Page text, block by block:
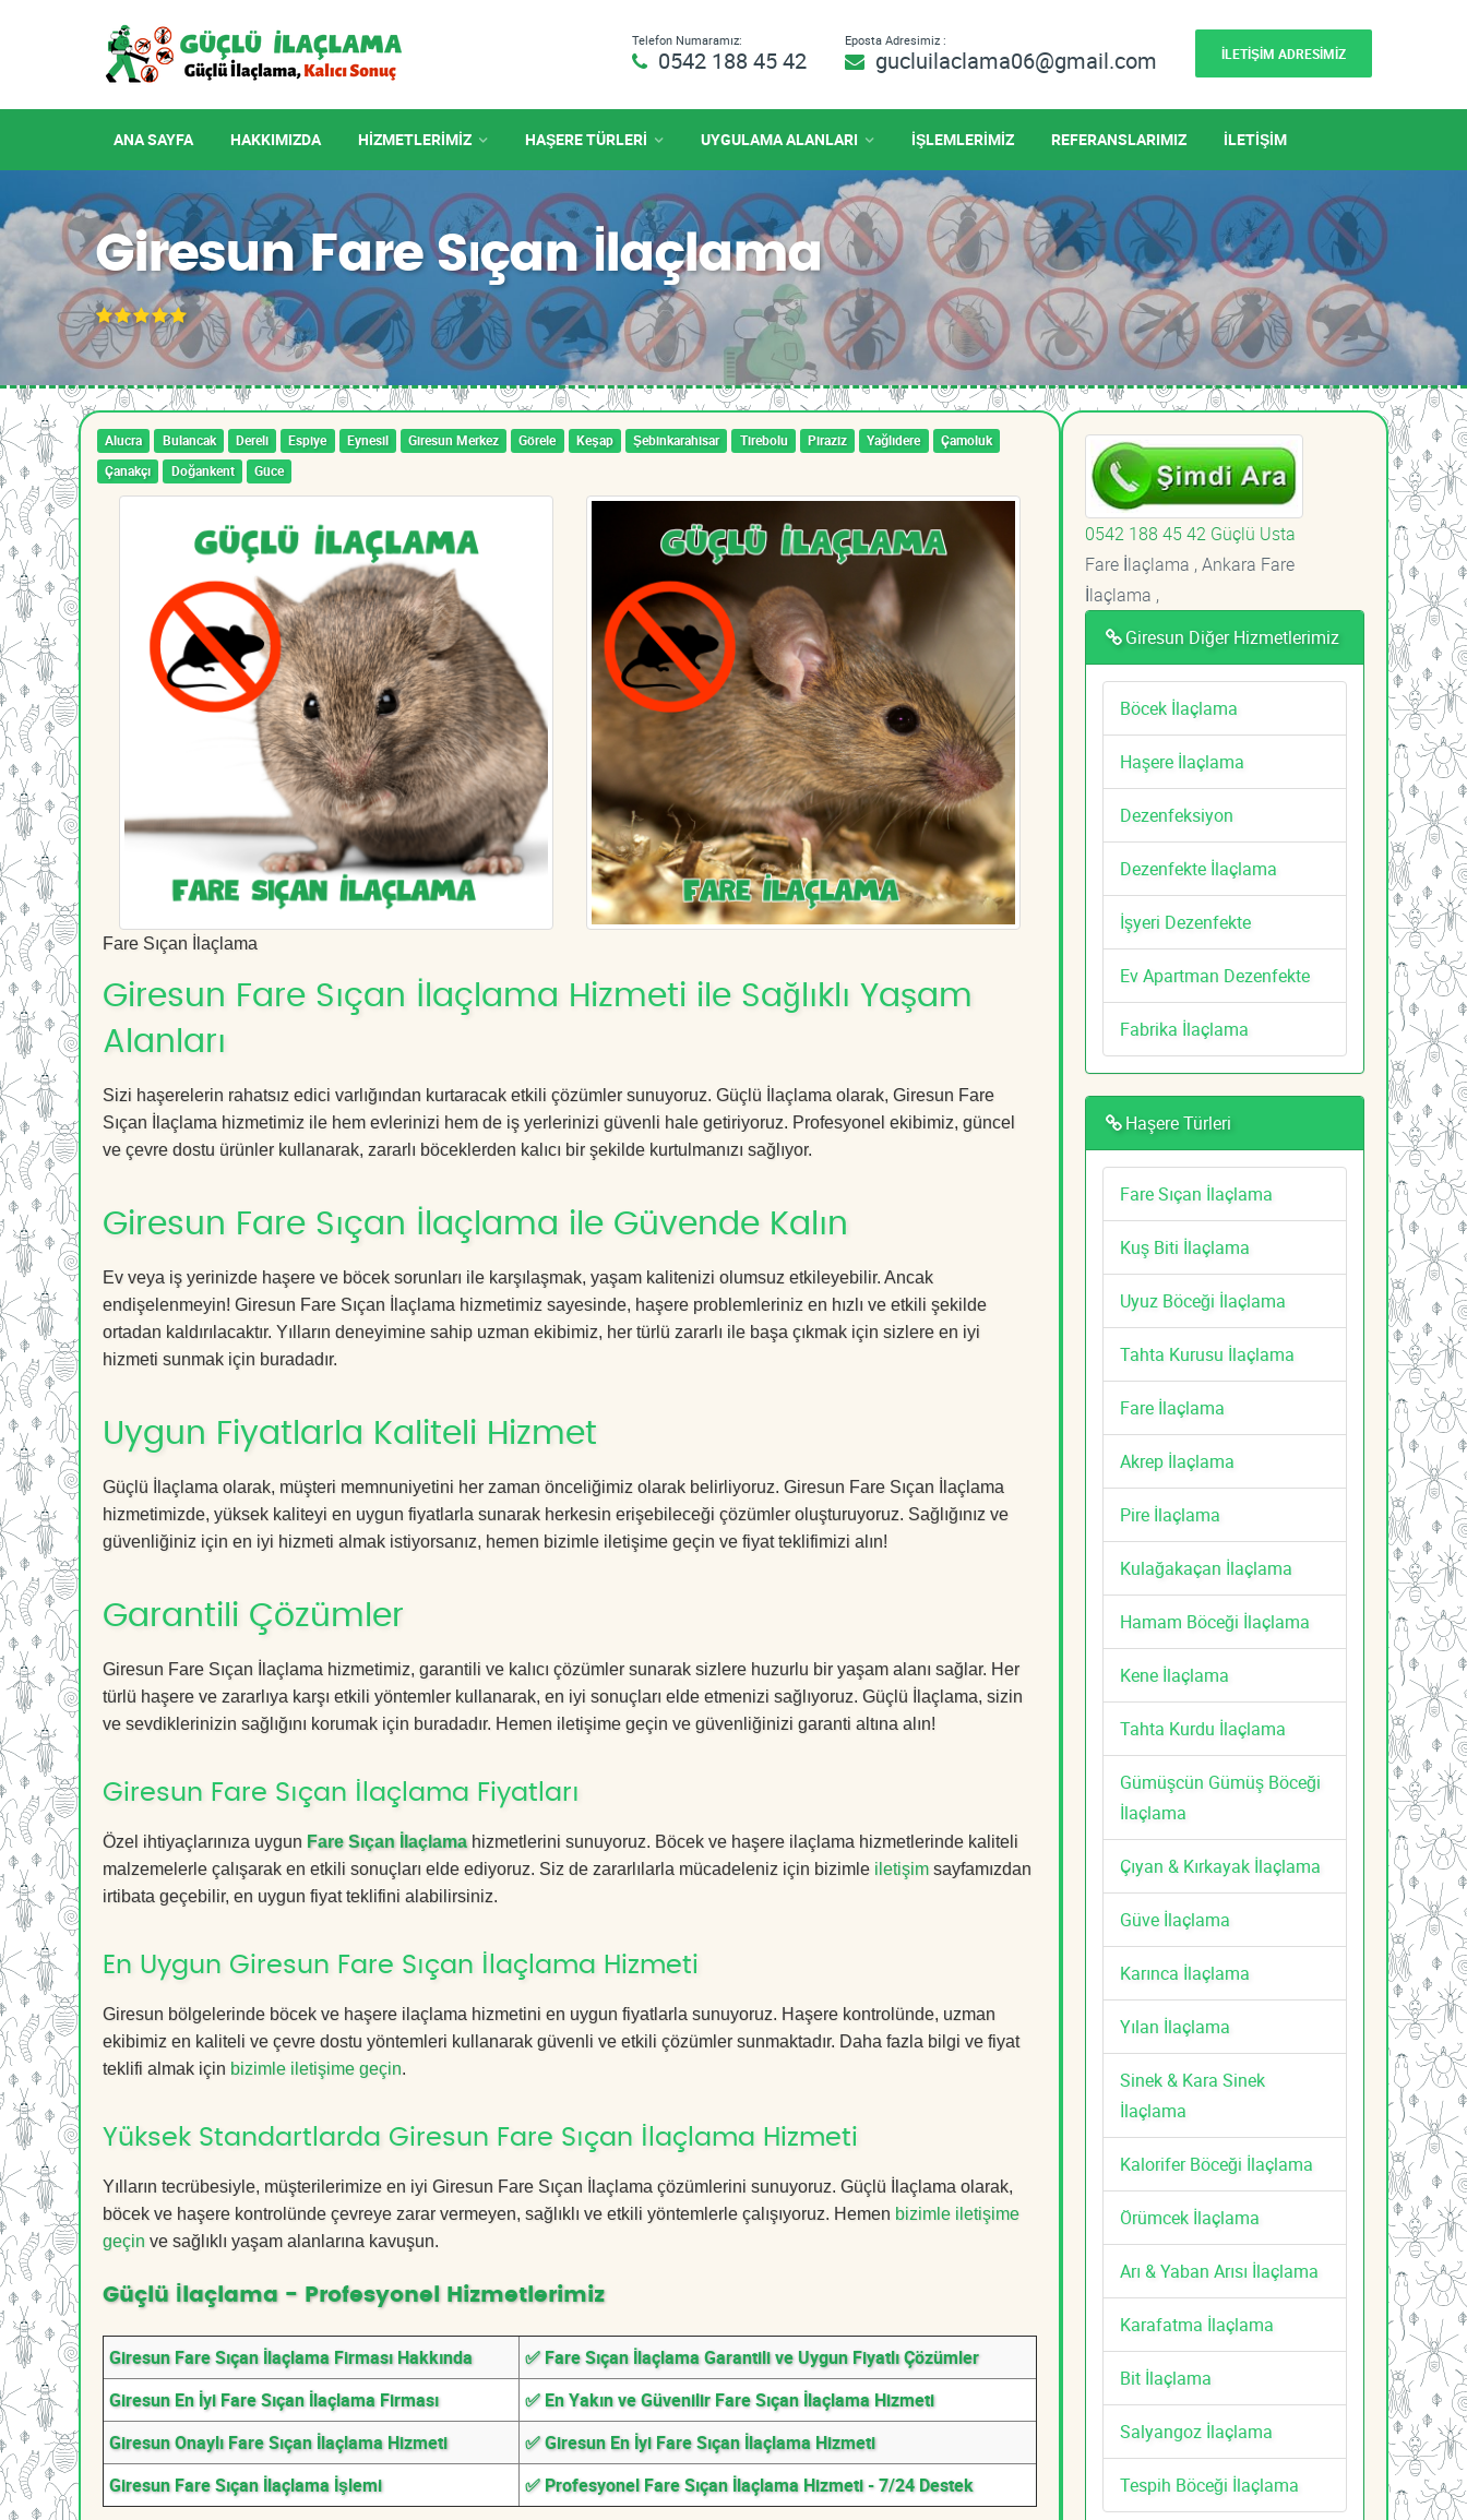
Telefon Numaramız:
0542 188 45 42
Eposta Adresimiz :
gucluilaclama06@gmail.com İLETİŞİM ADRESİMİZ
ANA SAYFA HAKKIMIZDA HIZMETLERIMIZ HAŞERE TÜRLERİ UYGULAMA ALANLARI İŞLEMLERİMİZ REFERANSLARIMIZ İLETİŞİM
Giresun Fare Sıçan İlaçlama
Alucra Bulancak Dereli Espiye Eynesil Giresun Merkez Görele Keşap Şebinkarahisar Tirebolu Piraziz Yağlıdere
Çamoluk
Çanakçı
Doğankent Güce
Fare Sıçan İlaçlama
Giresun Fare Sıçan İlaçlama Hizmeti ile Sağlıklı Yaşam
Alanları
Sizi haşerelerin rahatsız edici varlığından kurtaracak etkili çözümler sunuyoruz. Güçlü İlaçlama olarak, Giresun Fare
Sıçan İlaçlama hizmetimiz ile hem evlerinizi hem de iş yerlerinizi güvenli hale getiriyoruz. Profesyonel ekibimiz, güncel
ve çevre dostu ürünler kullanarak, zararlı böceklerden kalıcı bir şekilde kurtulmanızı sağlıyor.
Giresun Fare Sıçan İlaçlama ile Güvende Kalın
Ev veya iş yerinizde haşere ve böcek sorunları ile karşılaşmak, yaşam kalitenizi olumsuz etkileyebilir. Ancak
endişelenmeyin! Giresun Fare Sıçan İlaçlama hizmetimiz sayesinde, haşere problemleriniz en hızlı ve etkili şekilde
ortadan kaldırılacaktır. Yılların deneyimine sahip uzman ekibimiz, her türlü zararlı ile başa çıkmak için sizlere en iyi
hizmeti sunmak için buradadır.
Uygun Fiyatlarla Kaliteli Hizmet
Güçlü İlaçlama olarak, müşteri memnuniyetini her zaman önceliğimiz olarak belirliyoruz. Giresun Fare Sıçan İlaçlama
hizmetimizde, yüksek kaliteyi en uygun fiyatlarla sunarak herkesin erişebileceği çözümler oluşturuyoruz. Sağlığınız ve
güvenliğiniz için en iyi hizmeti almak istiyorsanız, hemen bizimle iletişime geçin ve fiyat teklifimizi alın!
Garantili Çözümler
Giresun Fare Sıçan İlaçlama hizmetimiz, garantili ve kalıcı çözümler sunarak sizlere huzurlu bir yaşam alanı sağlar. Her
türlü haşere ve zararlıya karşı etkili yöntemler kullanarak, en iyi sonuçları elde etmenizi sağlıyoruz. Güçlü İlaçlama, sizin
ve sevdiklerinizin sağlığını korumak için buradadır. Hemen iletişime geçin ve güvenliğinizi garanti altına alın!
Giresun Fare Sıçan İlaçlama Fiyatları
Özel ihtiyaçlarınıza uygun Fare Sıçan İlaçlamahizmetlerini sunuyoruz. Böcek ve haşere ilaçlama hizmetlerinde kaliteli
malzemelerle çalışarak en etkili sonuçları elde ediyoruz. Siz de zararlılarla mücadeleniz için bizimle iletişim sayfamızdan
irtibata geçebilir, en uygun fiyat teklifini alabilirsiniz.
En Uygun Giresun Fare Sıçan İlaçlama Hizmeti
Giresun bölgelerinde böcek ve haşere ilaçlama hizmetini en uygun fiyatlarla sunuyoruz. Haşere kontrolünde, uzman
ekibimiz en kaliteli ve çevre dostu yöntemleri kullanarak güvenli ve etkili çözümler sunmaktadır. Daha fazla bilgi ve fiyat
teklifi almak için bizimle iletişime geçin.
Yüksek Standartlarda Giresun Fare Sıçan İlaçlama Hizmeti
Yılların tecrübesiyle, müşterilerimize en iyi Giresun Fare Sıçan İlaçlama çözümlerini sunuyoruz. Güçlü İlaçlama olarak,
böcek ve haşere kontrolünde çevreye zarar vermeyen, sağlıklı ve etkili yöntemlerle çalışıyoruz. Hemen bizimle iletişime
geçin ve sağlıklı yaşam alanlarına kavuşun.
Güçlü İlaçlama - Profesyonel Hizmetlerimiz
Giresun Fare Sıçan İlaçlama Firması Hakkında
✅ Fare Sıçan İlaçlama Garantili ve Uygun Fiyatlı Çözümler
Giresun En İyi Fare Sıçan İlaçlama Firması
✅ En Yakın ve Güvenilir Fare Sıçan İlaçlama Hizmeti
Giresun Onaylı Fare Sıçan İlaçlama Hizmeti
✅ Giresun En İyi Fare Sıçan İlaçlama Hizmeti
Giresun Fare Sıçan İlaçlama İşlemi
✅ Profesyonel Fare Sıçan İlaçlama Hizmeti - 7/24 Destek
0542 188 45 42 Güçlü Usta
Fare İlaçlama , Ankara Fare
İlaçlama ,
Giresun Diğer Hizmetlerimiz
Böcek İlaçlama
Haşere İlaçlama
Dezenfeksiyon
Dezenfekte İlaçlama
İşyeri Dezenfekte
Ev Apartman Dezenfekte
Fabrika İlaçlama
Haşere Türleri
Fare Sıçan İlaçlama
Kuş Biti İlaçlama
Uyuz Böceği İlaçlama
Tahta Kurusu İlaçlama
Fare İlaçlama
Akrep İlaçlama
Pire İlaçlama
Kulağakaçan İlaçlama
Hamam Böceği İlaçlama
Kene İlaçlama
Tahta Kurdu İlaçlama
Gümüşcün Gümüş Böceği
İlaçlama
Çıyan & Kırkayak İlaçlama
Güve İlaçlama
Karınca İlaçlama
Yılan İlaçlama
Sinek & Kara Sinek
İlaçlama
Kalorifer Böceği İlaçlama
Örümcek İlaçlama
Arı & Yaban Arısı İlaçlama
Karafatma İlaçlama
Bit İlaçlama
Salyangoz İlaçlama
Tespih Böceği İlaçlama